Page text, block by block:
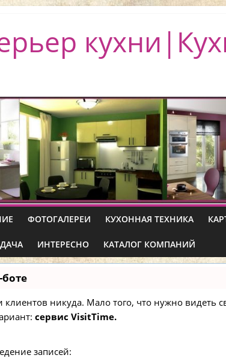
ФОТОГАЛЕРЕИ КУХОННАЯ ТЕХНИКА
ИНТЕРЕСНО КАТАЛОГ КОМПАНИЙ
клиентов никуда. Мало того, что нужно
сервис VisitTime.
записей: